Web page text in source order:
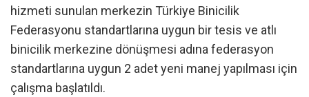
hizmeti sunulan merkezin Türkiye Binicilik
Federasyonu standartlarına uygun bir tesis ve atlı
binicilik merkezine dönüşmesi adına federasyon
standartlarına uygun 2 adet yeni manej yapılması için
çalışma başlatıldı.